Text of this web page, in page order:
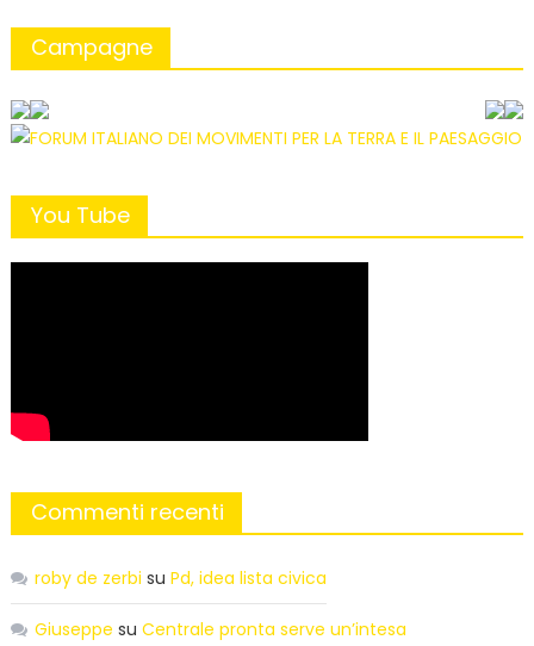
Campagne
You Tube
Commenti recenti
roby de zerbi su Pd, idea lista civica
Giuseppe su Centrale pronta serve un’intesa